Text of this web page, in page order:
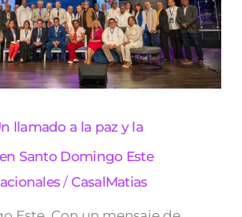
llamado a la paz y la
Santo Domingo Este
/CasalMatias